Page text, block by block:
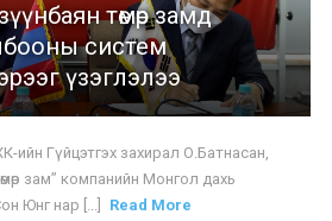
төмөр замд
систем
үзэглэлээ
ийн Гүйцэтгэх захирал О.Батнасан,
зам” компанийн Монгол дахь
Юнг нар [...]
Read More